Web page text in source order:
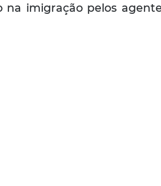
imigração pelos